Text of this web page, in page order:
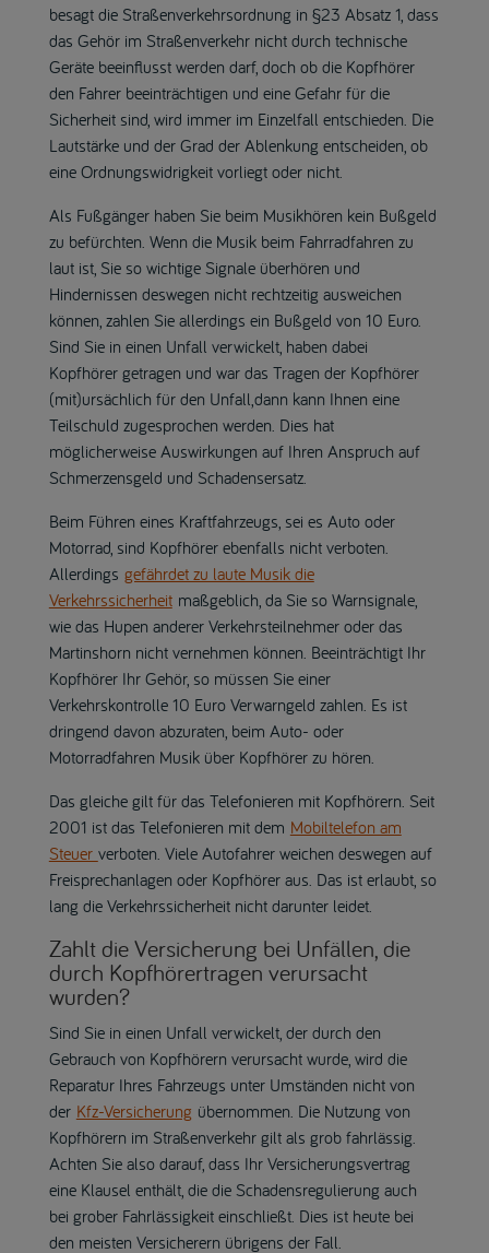
besagt die Straßenverkehrsordnung in §23 Absatz 1, dass
das Gehör im Straßenverkehr nicht durch technische
Geräte beeinflusst werden darf, doch ob die Kopfhörer
den Fahrer beeinträchtigen und eine Gefahr für die
Sicherheit sind, wird immer im Einzelfall entschieden. Die
Lautstärke und der Grad der Ablenkung entscheiden, ob
eine Ordnungswidrigkeit vorliegt oder nicht.
Als Fußgänger haben Sie beim Musikhören kein Bußgeld
zu befürchten. Wenn die Musik beim Fahrradfahren zu
laut ist, Sie so wichtige Signale überhören und
Hindernissen deswegen nicht rechtzeitig ausweichen
können, zahlen Sie allerdings ein Bußgeld von 10 Euro.
Sind Sie in einen Unfall verwickelt, haben dabei
Kopfhörer getragen und war das Tragen der Kopfhörer
(mit)ursächlich für den Unfall,dann kann Ihnen eine
Teilschuld zugesprochen werden. Dies hat
möglicherweise Auswirkungen auf Ihren Anspruch auf
Schmerzensgeld und Schadensersatz.
Beim Führen eines Kraftfahrzeugs, sei es Auto oder
Motorrad, sind Kopfhörer ebenfalls nicht verboten.
Allerdings gefährdet zu laute Musik die
Verkehrssicherheitmaßgeblich, da Sie so Warnsignale,
wie das Hupen anderer Verkehrsteilnehmer oder das
Martinshorn nicht vernehmen können. Beeinträchtigt Ihr
Kopfhörer Ihr Gehör, so müssen Sie einer
Verkehrskontrolle 10 Euro Verwarngeld zahlen. Es ist
dringend davon abzuraten, beim Auto- oder
Motorradfahren Musik über Kopfhörer zu hören.
Das gleiche gilt für das Telefonieren mit Kopfhörern. Seit
2001 ist das Telefonieren mit dem Mobiltelefon am
Steuer verboten. Viele Autofahrer weichen deswegen auf
Freisprechanlagen oder Kopfhörer aus. Das ist erlaubt, so
lang die Verkehrssicherheit nicht darunter leidet.
Zahlt die Versicherung bei Unfällen, die
durch Kopfhörertragen verursacht
wurden?
Sind Sie in einen Unfall verwickelt, der durch den
Gebrauch von Kopfhörern verursacht wurde, wird die
Reparatur Ihres Fahrzeugs unter Umständen nicht von
der Kfz-Versicherung übernommen. Die Nutzung von
Kopfhörern im Straßenverkehr gilt als grob fahrlässig.
Achten Sie also darauf, dass Ihr Versicherungsvertrag
eine Klausel enthält, die die Schadensregulierung auch
bei grober Fahrlässigkeit einschließt. Dies ist heute bei
den meisten Versicherern übrigens der Fall.